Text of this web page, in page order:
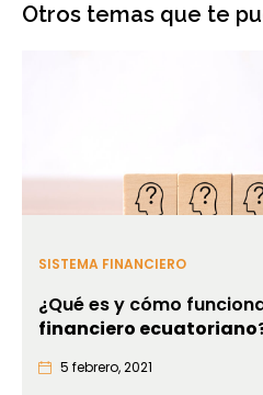
Otros temas que te
SISTEMA FINANCIERO
¿Qué es y cómo
financiero ecuatoriano
5 febrero, 2021